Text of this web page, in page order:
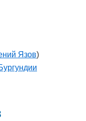
Язов)